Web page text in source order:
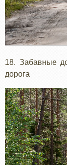
18. Забавные
дорога